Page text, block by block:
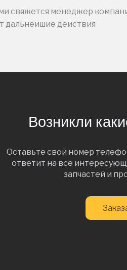
свяжется менеджер
дальнейшие действия
Возникли
Оставьте свой номер
ответит на все
запчастей и